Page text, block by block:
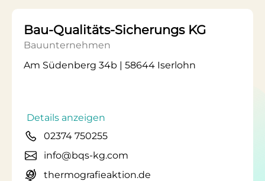
Bau-Qualitäts-Sicherungs KG
Bauunternehmen
Am Südenberg 34b | 58644 Iserlohn
Details anzeigen
02374 750255
info@bqs-kg.com
thermografieaktion.de